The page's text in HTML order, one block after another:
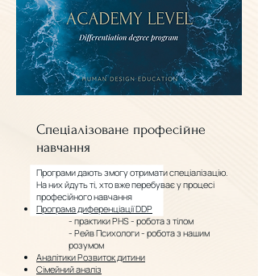
Програми дають змогу отримати спеціалізацію.
На них йдуть ті, хто вже перебуває у процесі
професійного навчання
Програма диференціації DDP
- практики PHS - робота з тілом
- Рейв Психологи - робота з нашим
розумом
Аналітики Розвиток дитини
Сімейний аналіз
Спеціалізоване професійне
навчання